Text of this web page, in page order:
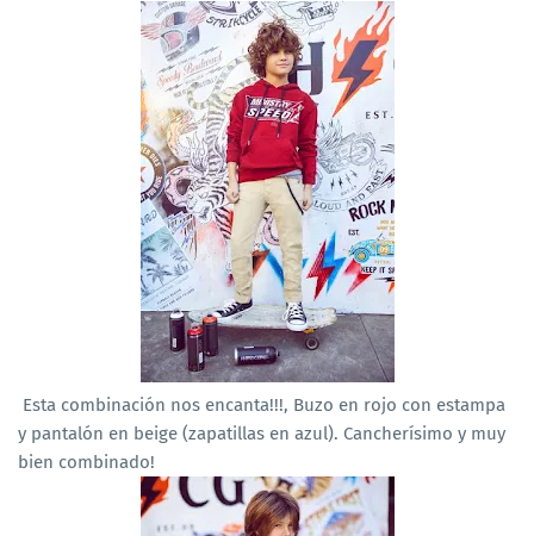
Esta combinación nos encanta!!!, Buzo en rojo con estampa
y pantalón en beige (zapatillas en azul). Cancherísimo y muy
bien combinado!